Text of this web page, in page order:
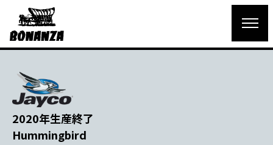
2020年生産終了
Hummingbird